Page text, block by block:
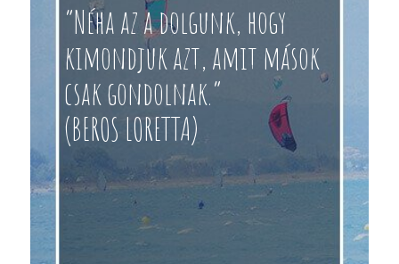
“Néha az a dolgunk, hogy
kimondjuk azt, amit mások
csak gondolnak.”
(BEROS LORETTA)